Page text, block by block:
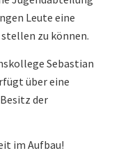
Leute eine
zu können.
Sebastian
über eine
der
im Aufbau!